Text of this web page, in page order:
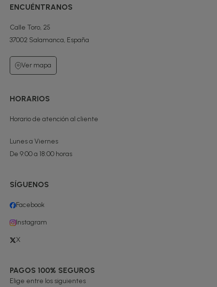
ENCUÉNTRANOS
Calle Toro, 25
37002 Salamanca, España
Ver mapa
HORARIOS
Horario de atención al cliente
Lunes a Viernes
De 9:00 a 18:00 horas
SÍGUENOS
Facebook
Instagram
X
PAGOS 100% SEGUROS
Elige entre los siguientes